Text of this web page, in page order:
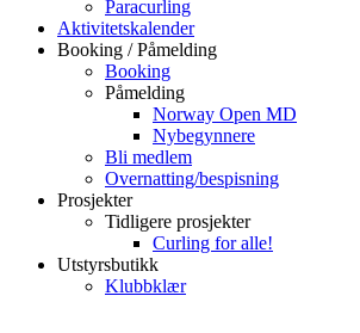
Paracurling
Aktivitetskalender
Booking / Påmelding
Booking
Påmelding
Norway Open MD
Nybegynnere
Bli medlem
Overnatting/bespisning
Prosjekter
Tidligere prosjekter
Curling for alle!
Utstyrsbutikk
Klubbklær